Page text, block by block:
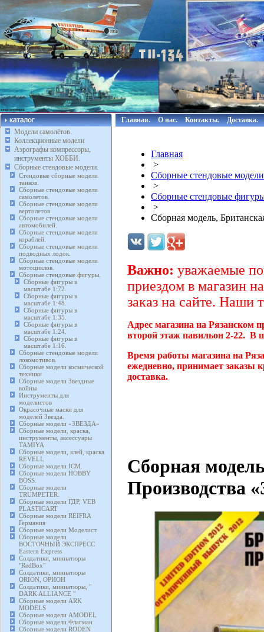
Модели самолётов.
Коллекционные модели
Аэрографы компрессоры,
инструменты ХОББИ.
Сборные стендовые модели.
Стендовые сборные модели
танков.
Сборные стендовые модели
самолетов.
Сборные стендовые модели
вертолетов.
Сборные стендовые модели
автомобилей.
Сборные стендовые модели
кораблей.
Сборные стендовые модели
подводных лодок.
Сборные стендовые модели
мотоциклов.
Сборные стендовые фигуры.
Сборные фигуры в
масштабе 1:72.
Сборные фигуры в
масштабе 1:48.
Сборные фигуры в
масштабе 1:35.
Сборные фигуры в
масштабе 1:24.
Сборные фигуры в
масштабе 1:16.
Сборные стендовые модели
локомотивов.
Сборные модели космической
техники
Сборные модели Звездные
войны
Инструменты для
моделистов
Окрасочные маски для
моделей Звезда.
Сборные модели «ЗВЕЗДА»
Сборные модели, краска,
инструменты, аксессуары
TAMIYA
Сборные модели, клей, краска
REVELL
Сборные модели ICM.
Сборные модели HOBBY
BOSS.
Сборные модели
TRUMPETER.
Сборные модели ГДР, VEB
PLASTICART
Сборные модели REIFRA
Германия
Сборные модели Моделист.
Сборные модели
ВОСТОЧНЫЙ ЭКСПРЕСС
Eastern Express
Солдатики, миниатюры
"RedBox"
Солдатики, миниатюры
ORION, ОРИОН
Солдатики, миниатюры, "
DARK ALLIANCE "
Сборные модели ARK
MODELS
Сборные модели AMODEL
Сборные модели Флагман
Сборные модели RODEN
Главная. О нас. Контакты. Доставка.
Главная
>
Сборные стендовые
>
Сборные стендовые
>
Сборная модель,
Важно: уважаемые
приездом в магазин
заказ на сайте. Наши
Адрес магазина на Рязанском
второй этаж павильон 2-22. В
Время работы магазина на
ежедневно, принимает заказы
доставка.
Сборная
Производства